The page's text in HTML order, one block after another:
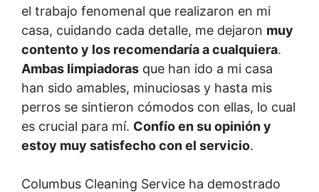
el trabajo fenomenal que realizaron en mi
casa, cuidando cada detalle, me dejaron muy
contento y los recomendaría a cualquiera.
Ambas limpiadoras que han ido a mi casa
han sido amables, minuciosas y hasta mis
perros se sintieron cómodos con ellas, lo cual
es crucial para mí. Confío en su opinión y
estoy muy satisfecho con el servicio.
Columbus Cleaning Service ha demostrado